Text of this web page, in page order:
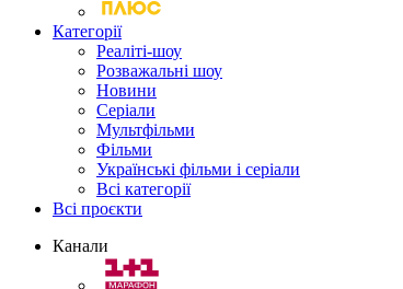
Категорії
Реаліті-шоу
Розважальні шоу
Новини
Серіали
Мультфільми
Фільми
Українські фільми і серіали
Всі категорії
Всі проєкти
Канали